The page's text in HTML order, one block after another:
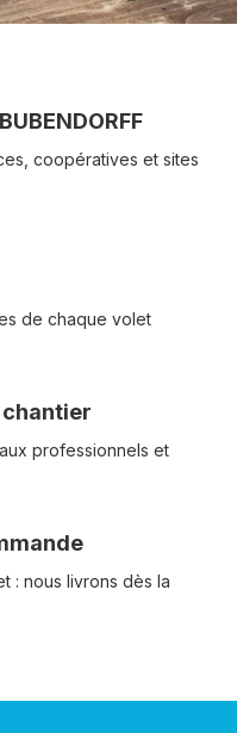
coopératives et sites
de chaque volet
professionnels et
: nous livrons dès la